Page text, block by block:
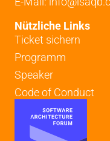
Nützliche Links
Ticket sichern
Programm
Speaker
Code of Conduct